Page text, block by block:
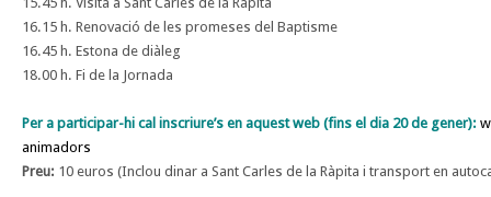
16.15 h. Renovació de les promeses del Baptisme
16.45 h. Estona de diàleg
18.00 h. Fi de la Jornada
Per a participar-hi cal inscriure’s en aquest web (fins el dia 20 de gener):
animadors
Preu: 10 euros (Inclou dinar a Sant Carles de la Ràpita i transport en